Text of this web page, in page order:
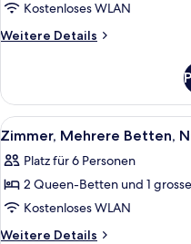
2 Queen-
Betten,
&
Hearing)
anzeigen
Kostenloses WLAN
Weitere Details
Weitere
2 Queen-
Betten,
Badewanne
&
Hearing)
Alle
Fotos
für
Zimmer,
Mehrere
Betten,
4
Zimmer, Mehrere Betten,
Platz für 6 Personen
2 Queen-Betten und 1
Kostenloses WLAN
Weitere Details
Weitere